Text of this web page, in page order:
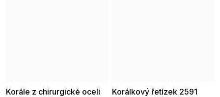
Korále z chirurgické oceli
Korálkový řetízek 2591